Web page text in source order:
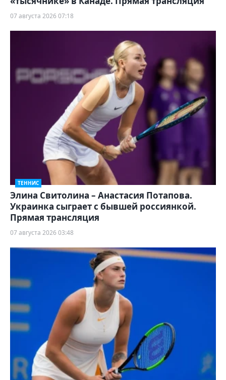
07 августа 2026 07:18
ТЕННИС
Элина Свитолина – Анастасия Потапова.
Украинка сыграет с бывшей россиянкой.
Прямая трансляция
07 августа 2026 03:48